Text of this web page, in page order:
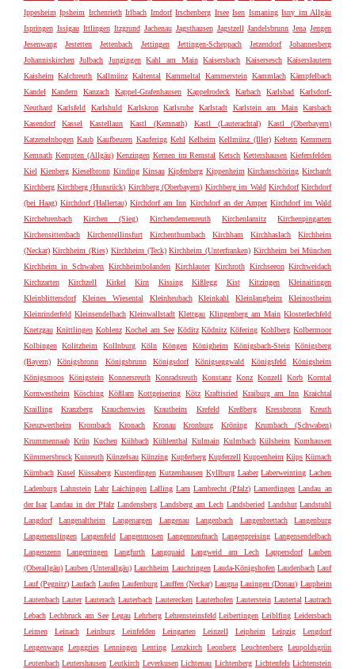
Ippesheim Ipsheim Irchenrieth Irlbach Irndorf Irschenberg Irsee Isen Ismaning Isny im Allgäu
Ispringen Issigau Ittlingen Itzgrund Jachenau Jagsthausen Jagstzell Jandelsbrunn Jena Jengen
Jesenwang
Jestetten Jettenbach Jettingen Jettingen-Scheppach Jetzendorf
Johannesberg
Johanniskirchen
Julbach Jungingen Kahl am Main Kaisersbach Kaisersesch
Kaiserslautern
Kaisheim Kalchreuth Kallmünz Kaltental Kammeltal Kammerstein Kammlach Kämpfelbach
Kandel
Kandern Kanzach Kappel-Grafenhausen Kappelrodeck Karbach Karlsbad
Karlsdorf-
Neuthard
Karlsfeld Karlshuld Karlskron Karlsruhe Karlstadt Karlstein am Main
Karsbach
Kasendorf
Kassel Kastellaun Kastl (Kemnath) Kastl (Lauterachtal)
Kastl (Oberbayern)
Katzenelnbogen Kaub Kaufbeuren Kaufering Kehl Kelheim Kellmünz (Iller) Keltern Kemmern
Kemnath Kempten (Allgäu) Kenzingen Kernen im Remstal Ketsch Kettershausen Kiefersfelden
Kiel Kienberg Kieselbronn Kinding Kinsau Kipfenberg Kippenheim Kirchanschöring Kirchardt
Kirchberg Kirchberg (Hunsrück) Kirchberg (Oberbayern) Kirchberg im Wald Kirchdorf Kirchdorf
(bei Haag) Kirchdorf (Hallertau) Kirchdorf am Inn Kirchdorf an der Amper Kirchdorf im Wald
Kirchehrenbach
Kirchen (Sieg) Kirchendemenreuth Kirchenlamitz
Kirchenpingarten
Kirchensittenbach
Kirchentellinsfurt Kirchenthumbach Kirchham Kirchhaslach
Kirchheim
(Neckar) Kirchheim (Ries) Kirchheim (Teck) Kirchheim (Unterfranken) Kirchheim bei München
Kirchheim in Schwaben Kirchheimbolanden Kirchlauter Kirchroth Kirchseeon Kirchweidach
Kirchzarten
Kirchzell Kirkel Kirn Kissing Kißlegg Kist Kitzingen
Kleinaitingen
Kleinblittersdorf
Kleines Wiesental Kleinheubach Kleinkahl Kleinlangheim
Kleinostheim
Kleinrinderfeld Kleinsendelbach Kleinwallstadt Klettgau Klingenberg am Main Klosterlechfeld
Knetzgau Knittlingen Koblenz Kochel am See Köditz Ködnitz Köfering Kohlberg Kolbermoor
Kolbingen
Kolitzheim Kollnburg Köln Köngen Königheim Königsbach-Stein
Königsberg
(Bayern)
Königsbronn Königsbrunn Königsdorf Königseggwald Königsfeld
Königsheim
Königsmoos Königstein Konnersreuth Konradsreuth Konstanz Konz Konzell Korb Korntal
Kornwestheim Kösching Kößlarn Kottgeisering Kötz Kraftisried Kraiburg am Inn Kraichtal
Krailling
Kranzberg Krauchenwies Krautheim Krefeld Kreßberg Kressbronn
Kreuth
Kreuzwertheim
Krombach Kronach Kronau Kronburg Kröning
Krumbach (Schwaben)
Krummennaab Krün Kuchen Kühbach Kühlenthal Kulmain Kulmbach Külsheim Kumhausen
Kümmersbruck Kunreuth Künzelsau Künzing Kupferberg Kupferzell Kuppenheim Küps Kürnach
Kürnbach Kusel Küssaberg Kusterdingen Kutzenhausen Kyllburg Laaber Laberweinting Lachen
Ladenburg Lahnstein Lahr Laichingen Lalling Lam Lambrecht (Pfalz) Lamerdingen Landau an
der Isar Landau in der Pfalz Landensberg Landsberg am Lech Landsberied Landshut Landstuhl
Langdorf
Langenaltheim Langenargen Langenau Langenbach Langenbrettach
Langenburg
Langenenslingen Langenfeld Langenmosen Langenneufnach Langenpreising Langensendelbach
Langenzenn
Langerringen Langfurth Langquaid Langweid am Lech Lappersdorf
Lauben
(Oberallgäu) Lauben (Unterallgäu) Lauchheim Lauchringen Lauda-Königshofen Laudenbach Lauf
Lauf (Pegnitz) Laufach Laufen Laufenburg Lauffen (Neckar) Laugna Lauingen (Donau) Laupheim
Lautenbach Lauter Lauterach Lauterbach Lauterecken Lauterhofen Lauterstein Lautertal Lautrach
Lebach Lechbruck am See Legau Lehrberg Lehrensteinsfeld Leibertingen Leiblfing Leidersbach
Leimen
Leinach Leinburg Leinfelden Leingarten Leinzell Leipheim Leipzig
Lengdorf
Lengenwang Lenggries Lenningen Lenting Lenzkirch Leonberg Leuchtenberg Leupoldsgrün
Leutenbach Leutershausen Leutkirch Leverkusen Lichtenau Lichtenberg Lichtenfels Lichtenstein